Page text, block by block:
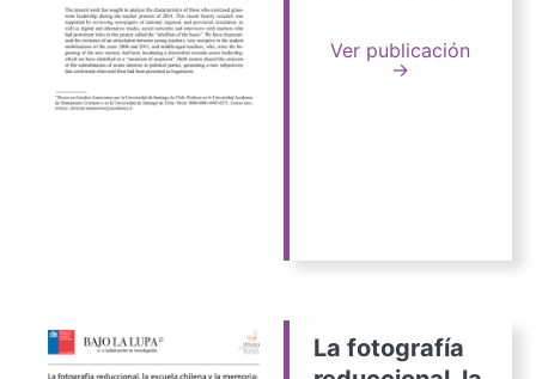
Ver publicación
→
La fotografía